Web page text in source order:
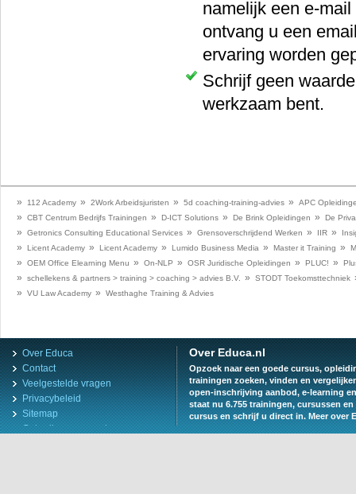
namelijk een e-
ontvang u een
ervaring worden
Schrijf geen
werkzaam bent.
» 112 Academy » 2Work Arbeidsjuristen » 5d coaching-training-advies » APC
» CBT Centrum Bedrijfs Trainingen » D-ICT Solutions » De Brink Opleidingen » De
» Getronics Consulting Educational Services » Grensoverschrijdend Werken » IIR »
» Licent Academy » Licent Academy » Lumido Business Media » Master it Training »
» OEM Office Elearning Menu » On-NLP » OSR Juridische Opleidingen » PLUC! »
» schellekens & partners > training > coaching > advies B.V. » STODT Toekomsttechniek
»
VU Law Academy » Westhaghe Training & Advies
Over Educa
Contact
Veelgestelde vragen
Privacybeleid
Sitemap
Gebruiksvoorwaarden
Over Educa.nl
Opzoek naar een goede cursus,
trainingen zoeken, vinden en
open-inschrijving aanbod, e-learning
staat nu 6.755 trainingen, cursussen
cursus en schrijf u direct in.Meer over